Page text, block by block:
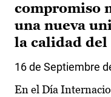
compromiso
una nueva
la calidad del
16 de Septiembre
En el Día